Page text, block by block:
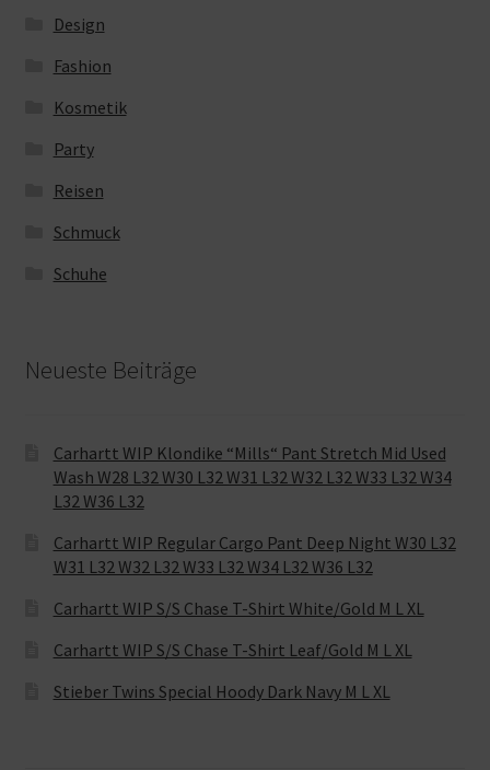
Design
Fashion
Kosmetik
Party
Reisen
Schmuck
Schuhe
Neueste Beiträge
Carhartt WIP Klondike “Mills“ Pant Stretch Mid Used
Wash W28 L32 W30 L32 W31 L32 W32 L32 W33 L32 W34
L32 W36 L32
Carhartt WIP Regular Cargo Pant Deep Night W30 L32
W31 L32 W32 L32 W33 L32 W34 L32 W36 L32
Carhartt WIP S/S Chase T-Shirt White/Gold M L XL
Carhartt WIP S/S Chase T-Shirt Leaf/Gold M L XL
Stieber Twins Special Hoody Dark Navy M L XL